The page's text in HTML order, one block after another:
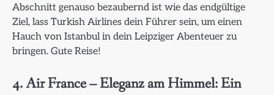
Abschnitt genauso bezaubernd ist wie das endgültige
Ziel, lass Turkish Airlines dein Führer sein, um einen
Hauch von Istanbul in dein Leipziger Abenteuer zu
bringen. Gute Reise!
4. Air France – Eleganz am Himmel: Ein